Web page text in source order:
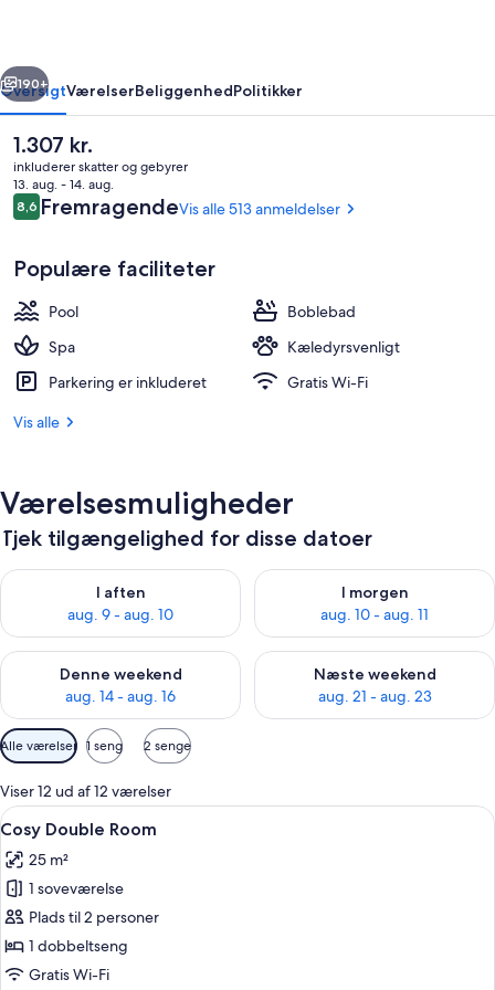
Overnatningsstedets facade
Næste
190+
OversigtVærelserBeliggenhedPolitikker
Den
nuværende
pris
er
1.307 kr.
1.307 kr.
inkluderer skatter og gebyrer
13. aug. - 14. aug.
Anmeldelser
8,68,6 ud af 10.
FremragendeVis alle 513 anmeldelser
Populære faciliteter
Pool
Boblebad
Spa
Kæledyrsvenligt
Parkering er inkluderet
Gratis Wi-Fi
Vis alle
Værelsesmuligheder
Tjek tilgængelighed for disse datoer
I aften
aug. 9 - aug. 10
Tjek tilgængelighed for i aften aug. 9 - aug. 10
I morgen
aug. 10 - aug. 11
Tjek tilgængelighed for i
Denne weekend
aug. 14 - aug. 16
Tjek tilgængelighed for denne weekend aug. 14 - aug. 16
Næste weekend
aug. 21 - aug. 23
Tjek tilgængelighed for næste
Tilgængelige
filtre
for
værelser
Alle værelser 1 seng 2 senge
Viser 12 ud af 12 værelser
Indlæs
alle
billeder
af
Cosy
Double
Room
Et soveværelse med seng,
7
Cosy Double Room
25 m²
1 soveværelse
Plads til 2 personer
1 dobbeltseng
Gratis Wi-Fi